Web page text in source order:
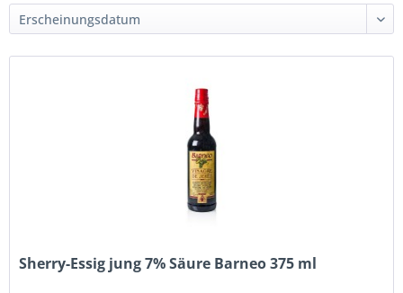
Sherry-Essig jung 7% Säure Barneo 375 ml